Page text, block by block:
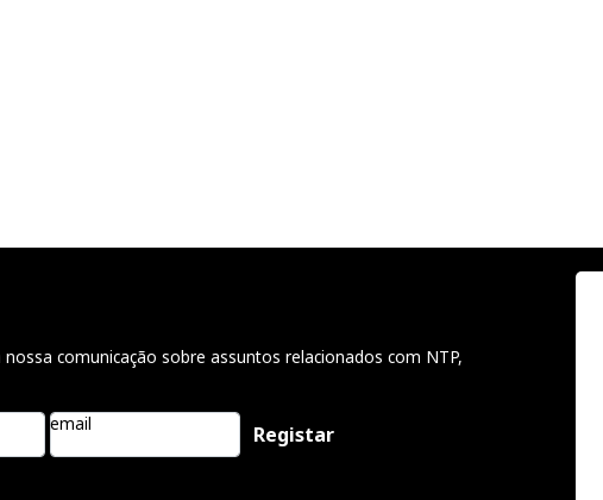
nossa comunicação sobre assuntos relacionados com NTP,
email